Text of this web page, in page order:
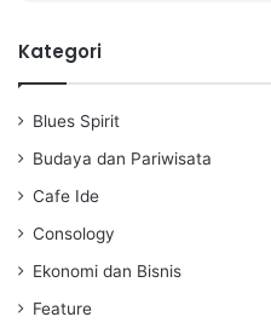
a
Kategori
Blues Spirit
Budaya dan Pariwisata
Cafe Ide
Consology
Ekonomi dan Bisnis
Feature